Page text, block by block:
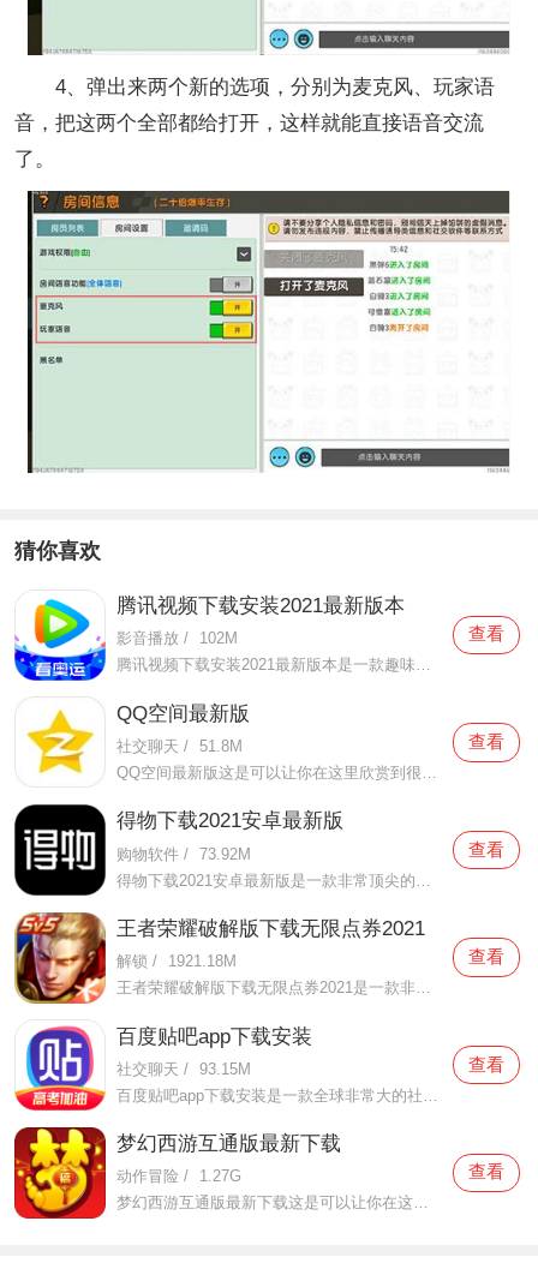
4、弹出来两个新的选项，分别为麦克风、玩家语
音，把这两个全部都给打开，这样就能直接语音交流
了。
猜你喜欢
腾讯视频下载安装2021最新版本
影音播放 /
102M
腾讯视频下载安装2021最新版本是一款趣味性非常强的手机视频播放软件。在这款腾讯视频下载安装2021最新版本有很多当下热播的影片资源，在这里面可以看到有很多的精彩的影片，你想要观看的电视剧、电影、综艺、动漫等等统统都汇聚在这里面，影片的内容也都是非常丰富的，用户们
查看
QQ空间最新版
社交聊天 / 51.8M
查看
得物下载2021安卓最新版
购物软件 / 73.92M
查看
王者荣耀破解版下载无限点券2021
解锁 /
1921.18M
王者荣耀破解版下载无限点券2021是一款非常火热的手机游戏。在这款王者荣耀破解版下载无限点券2021中有着非常好用的辅助工具，在这里面你可以轻轻松松就获得点券的使用，而且还是可以无限使用的哦，完全没有受限制，只要你下载了这款王者荣耀破解版下载无限点券2021之后就可以
查看
百度贴吧app下载安装
社交聊天 / 93.15M
查看
梦幻西游互通版最新下载
动作冒险 /
1.27G
梦幻西游互通版最新下载这是可以让你在这里得到很多不一样的快乐互动内容的手机软件，不只是可以自由的去欣赏到很多不一样的欢乐内容，还有各种精彩的战斗模式可以给你全新的体验，大家在这里还可以自由的和很多的小伙伴们一起开心的进行各种战斗，进行有趣的开黑，感受到
查看